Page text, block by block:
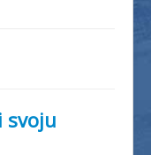
svoju